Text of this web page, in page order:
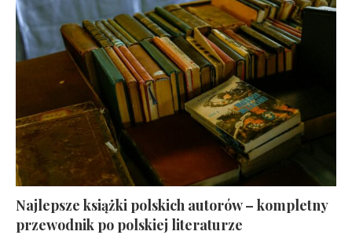
Najlepsze książki polskich autorów – kompletny
przewodnik po polskiej literaturze